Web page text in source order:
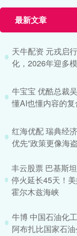
最新文章
天牛配资 元戎启
化，2026年迎多
牛宝宝 优酷总裁
懂AI也懂内容的
红海优配 瑞典经
优先”政策更像海
丰云股票 巴基斯
停火延长45天！
霍尔木兹海峡
牛博 中国石油化
阿布扎比国家石